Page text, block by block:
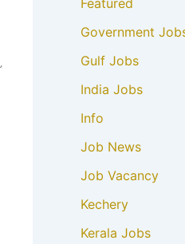
Featured
Government
Gulf Jobs
India Jobs
Info
Job News
Job Vacancy
Kechery
Kerala Jobs